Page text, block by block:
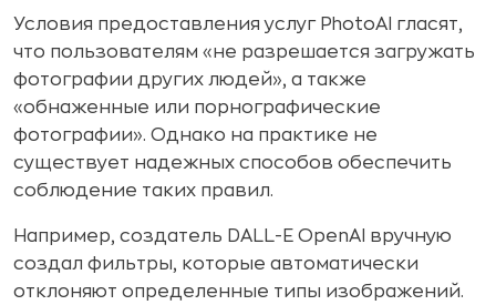
Условия предоставления услуг PhotoAI гласят,
что пользователям «не разрешается загружать
фотографии других людей», а также
«обнаженные или порнографические
фотографии». Однако на практике не
существует надежных способов обеспечить
соблюдение таких правил.
Например, создатель DALL-E OpenAI вручную
создал фильтры, которые автоматически
отклоняют определенные типы изображений.